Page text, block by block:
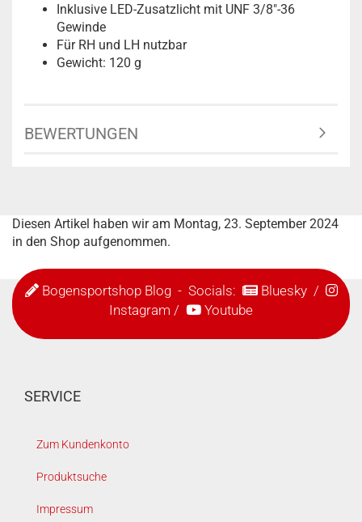
Inklusive LED-Zusatzlicht mit UNF 3/8"-36
Gewinde
Für RH und LH nutzbar
Gewicht: 120 g
BEWERTUNGEN
Diesen Artikel haben wir am Montag, 23. September 2024
in den Shop aufgenommen.
Bogensportshop Blog- Socials: Bluesky/
Instagram / Youtube
SERVICE
Zum Kundenkonto
Produktsuche
Impressum